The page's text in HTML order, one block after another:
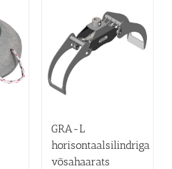
GRA-L
horisontaalsilindriga
võsahaarats